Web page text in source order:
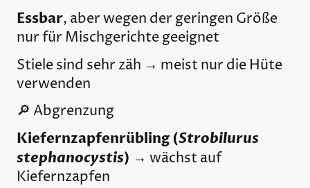
Essbar, aber wegen der geringen Größe
nur für Mischgerichte geeignet
Stiele sind sehr zäh → meist nur die Hüte
verwenden
🔎 Abgrenzung
Kiefernzapfenrübling (Strobilurus
stephanocystis) → wächst auf
Kiefernzapfen